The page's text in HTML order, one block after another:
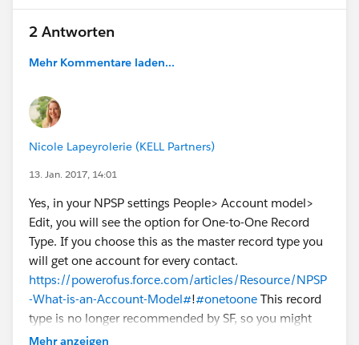
2 Antworten
Mehr Kommentare laden...
Nicole Lapeyrolerie (KELL Partners)
13. Jan. 2017, 14:01
Yes, in your NPSP settings People> Account model>
Edit, you will see the option for One-to-One Record
Type. If you choose this as the master record type you
will get one account for every contact.
https://powerofus.force.com/articles/Resource/NPSP
-What-is-an-Account-Model#!#onetoone This record
type is no longer recommended by SF, so you might
want to read through this information to make sure
Mehr anzeigen